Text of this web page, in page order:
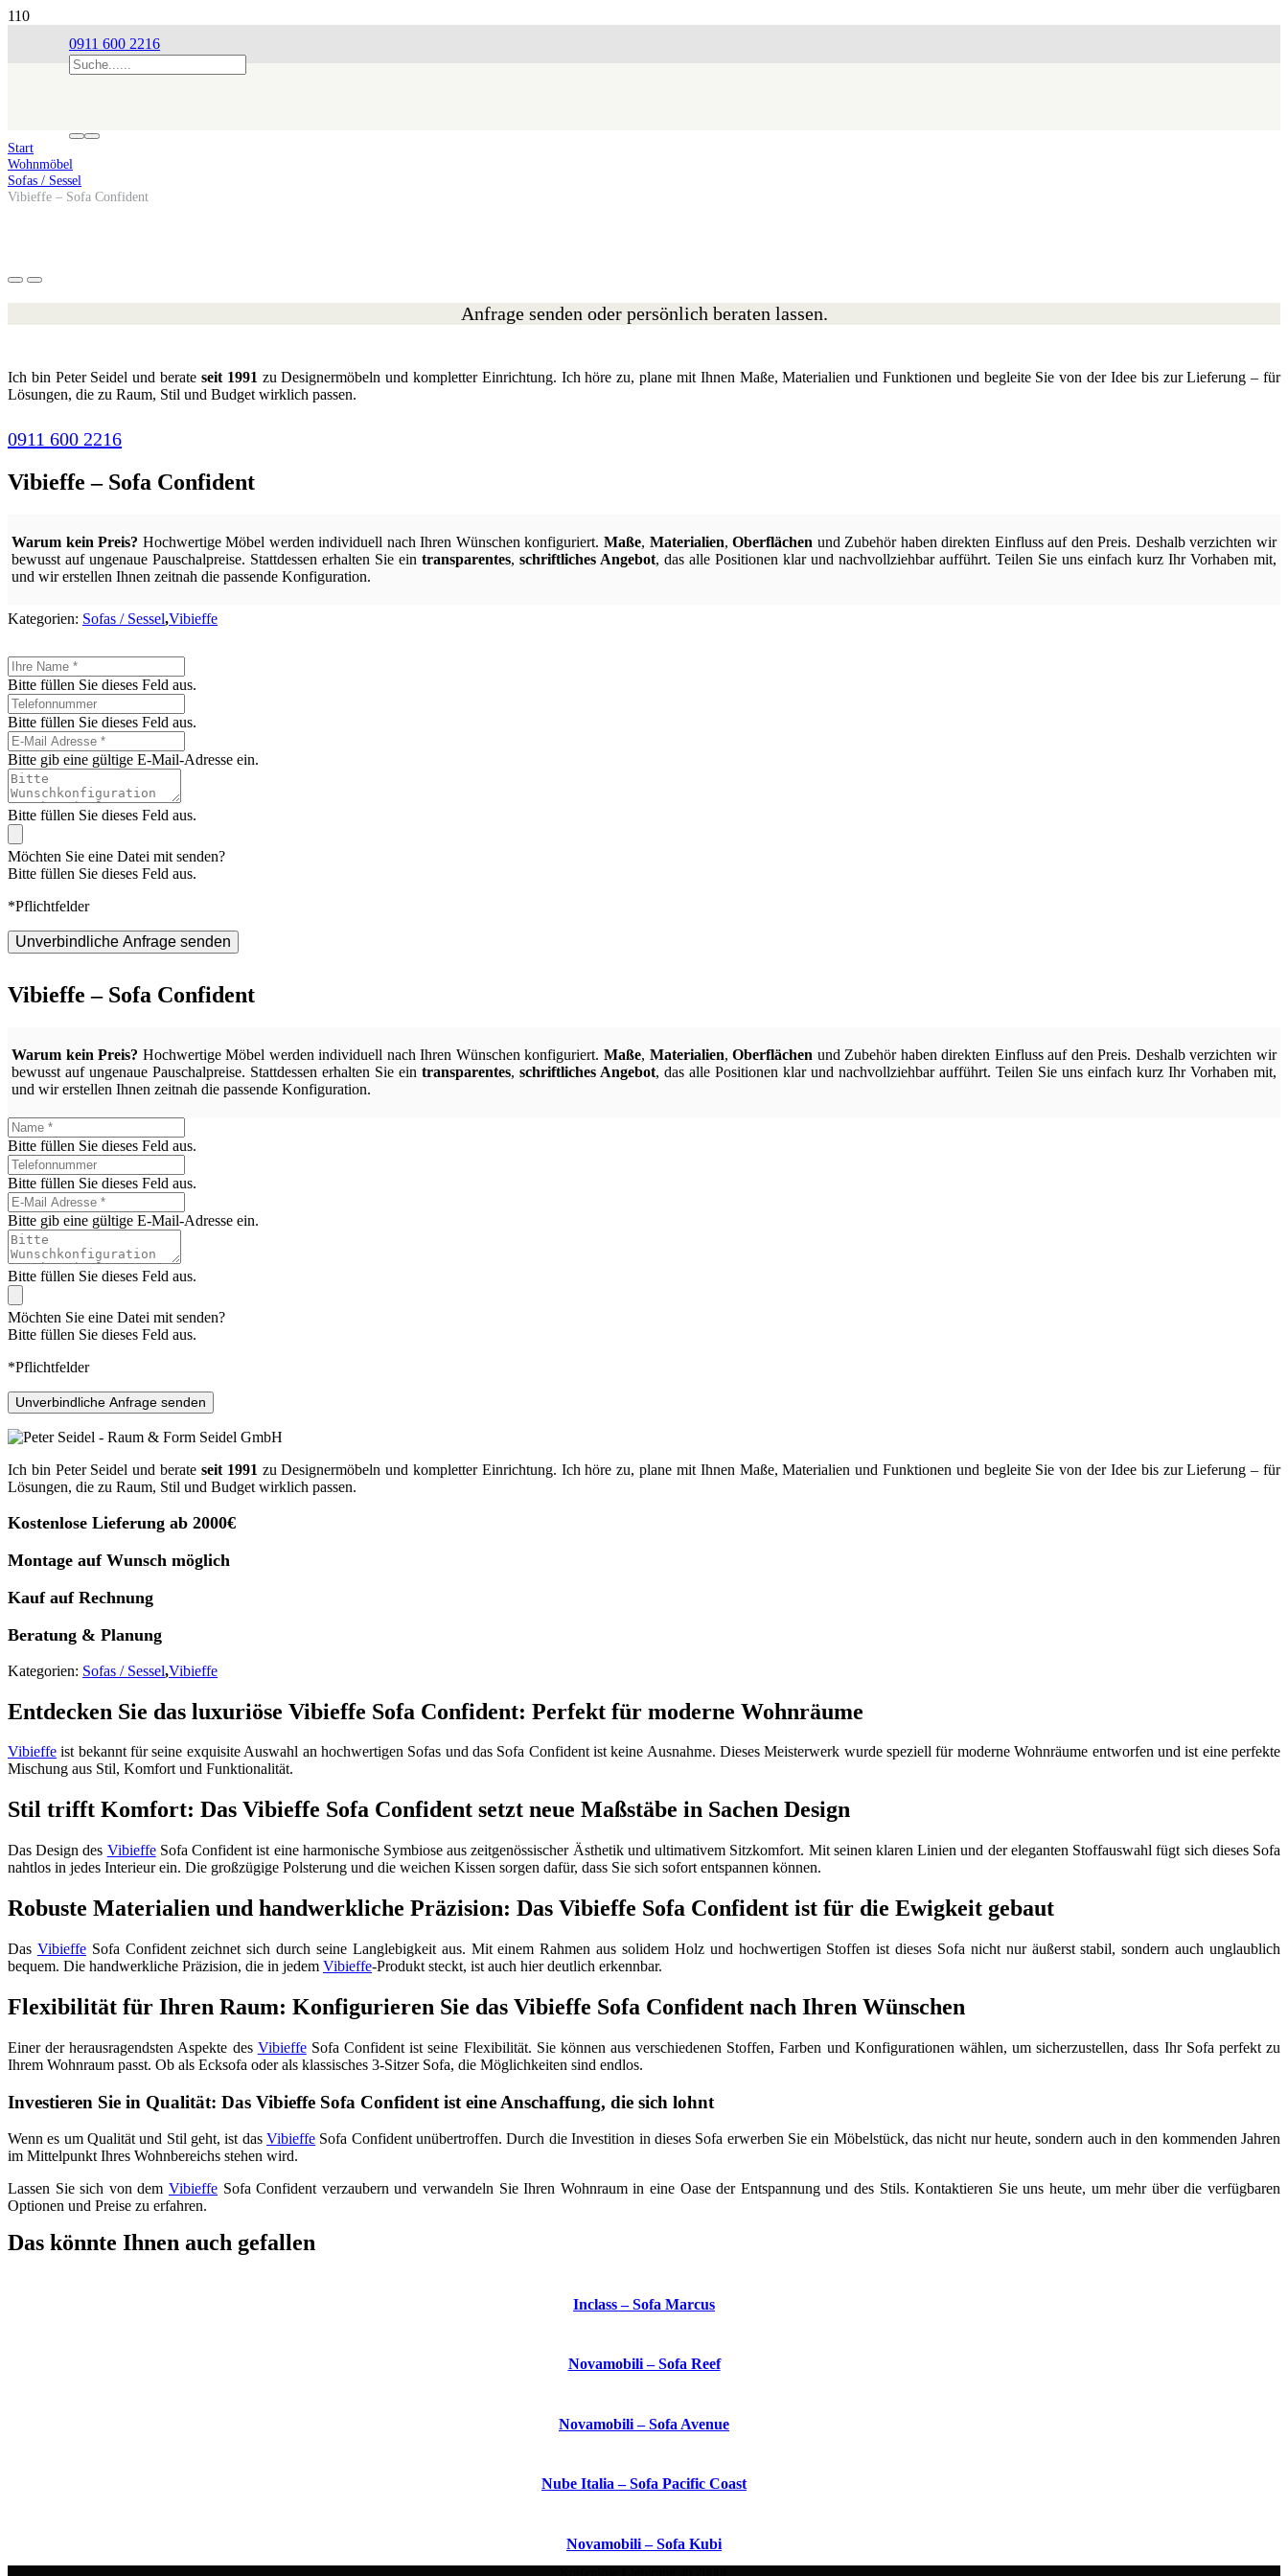
0911 600 2216
Start
Wohnmöbel
Sofas / Sessel
Vibieffe – Sofa Confident
Anfrage senden oder persönlich beraten lassen.
Ich bin Peter Seidel und berate seit 1991 zu Designermöbeln und kompletter Einrichtung. Ich höre zu, plane mit Ihnen Maße, Materialien und Funktionen und begleite Sie von der Idee bis zur Lieferung – für
Lösungen, die zu Raum, Stil und Budget wirklich passen.
0911 600 2216
Vibieffe – Sofa Confident
Warum kein Preis? Hochwertige Möbel werden individuell nach Ihren Wünschen konfiguriert. Maße, Materialien,Oberflächen und Zubehör haben direkten Einfluss auf den Preis. Deshalb verzichten wir
bewusst auf ungenaue Pauschalpreise. Stattdessen erhalten Sie ein transparentes, schriftliches Angebot, das alle Positionen klar und nachvollziehbar aufführt. Teilen Sie uns einfach kurz Ihr Vorhaben mit,
und wir erstellen Ihnen zeitnah die passende Konfiguration.
Kategorien: Sofas / Sessel,Vibieffe
Bitte füllen Sie dieses Feld aus.
Bitte füllen Sie dieses Feld aus.
Bitte gib eine gültige E-Mail-Adresse ein.
Bitte füllen Sie dieses Feld aus.
Möchten Sie eine Datei mit senden?
Bitte füllen Sie dieses Feld aus.
*Pflichtfelder
Unverbindliche Anfrage senden
Vibieffe – Sofa Confident
Warum kein Preis? Hochwertige Möbel werden individuell nach Ihren Wünschen konfiguriert. Maße, Materialien,Oberflächen und Zubehör haben direkten Einfluss auf den Preis. Deshalb verzichten wir
bewusst auf ungenaue Pauschalpreise. Stattdessen erhalten Sie ein transparentes, schriftliches Angebot, das alle Positionen klar und nachvollziehbar aufführt. Teilen Sie uns einfach kurz Ihr Vorhaben mit,
und wir erstellen Ihnen zeitnah die passende Konfiguration.
Bitte füllen Sie dieses Feld aus.
Bitte füllen Sie dieses Feld aus.
Bitte gib eine gültige E-Mail-Adresse ein.
Bitte füllen Sie dieses Feld aus.
Möchten Sie eine Datei mit senden?
Bitte füllen Sie dieses Feld aus.
*Pflichtfelder
Unverbindliche Anfrage senden
Ich bin Peter Seidel und berate seit 1991 zu Designermöbeln und kompletter Einrichtung. Ich höre zu, plane mit Ihnen Maße, Materialien und Funktionen und begleite Sie von der Idee bis zur Lieferung – für
Lösungen, die zu Raum, Stil und Budget wirklich passen.
Kostenlose Lieferung ab 2000€
Montage auf Wunsch möglich
Kauf auf Rechnung
Beratung & Planung
Kategorien: Sofas / Sessel,Vibieffe
Entdecken Sie das luxuriöse Vibieffe Sofa Confident: Perfekt für moderne Wohnräume
Vibieffe ist bekannt für seine exquisite Auswahl an hochwertigen Sofas und das Sofa Confident ist keine Ausnahme. Dieses Meisterwerk wurde speziell für moderne Wohnräume entworfen und ist eine perfekte
Mischung aus Stil, Komfort und Funktionalität.
Stil trifft Komfort: Das Vibieffe Sofa Confident setzt neue Maßstäbe in Sachen Design
Das Design des VibieffeSofa Confident ist eine harmonische Symbiose aus zeitgenössischer Ästhetik und ultimativem Sitzkomfort. Mit seinen klaren Linien und der eleganten Stoffauswahl fügt sich dieses Sofa
nahtlos in jedes Interieur ein. Die großzügige Polsterung und die weichen Kissen sorgen dafür, dass Sie sich sofort entspannen können.
Robuste Materialien und handwerkliche Präzision: Das Vibieffe Sofa Confident ist für die Ewigkeit gebaut
Das VibieffeSofa Confident zeichnet sich durch seine Langlebigkeit aus. Mit einem Rahmen aus solidem Holz und hochwertigen Stoffen ist dieses Sofa nicht nur äußerst stabil, sondern auch unglaublich
bequem. Die handwerkliche Präzision, die in jedem Vibieffe-Produkt steckt, ist auch hier deutlich erkennbar.
Flexibilität für Ihren Raum: Konfigurieren Sie das Vibieffe Sofa Confident nach Ihren Wünschen
Einer der herausragendsten Aspekte des VibieffeSofa Confident ist seine Flexibilität. Sie können aus verschiedenen Stoffen, Farben und Konfigurationen wählen, um sicherzustellen, dass Ihr Sofa perfekt zu
Ihrem Wohnraum passt. Ob als Ecksofa oder als klassisches 3-Sitzer Sofa, die Möglichkeiten sind endlos.
Investieren Sie in Qualität: Das Vibieffe Sofa Confident ist eine Anschaffung, die sich lohnt
Wenn es um Qualität und Stil geht, ist dasVibieffe Sofa Confident unübertroffen. Durch die Investition in dieses Sofa erwerben Sie ein Möbelstück, das nicht nur heute, sondern auch in den kommenden Jahren
im Mittelpunkt Ihres Wohnbereichs stehen wird.
Lassen Sie sich von dem Vibieffe Sofa Confident verzaubern und verwandeln Sie Ihren Wohnraum in eine Oase der Entspannung und des Stils. Kontaktieren Sie uns heute, um mehr über die verfügbaren
Optionen und Preise zu erfahren.
Das könnte Ihnen auch gefallen
Inclass – Sofa Marcus
Novamobili – Sofa Reef
Novamobili – Sofa Avenue
Nube Italia – Sofa Pacific Coast
Novamobili – Sofa Kubi